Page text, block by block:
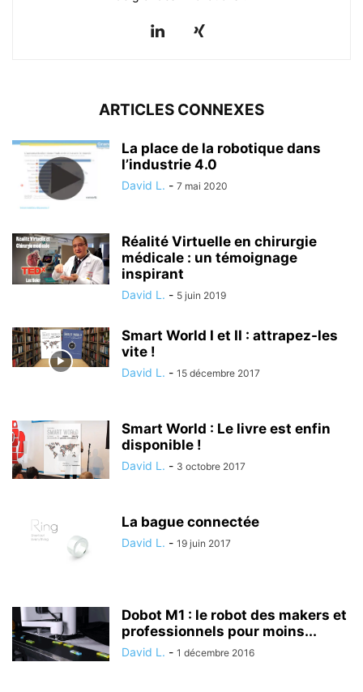
ARTICLES CONNEXES
La place de la robotique dans
l’industrie 4.0
David L. - 7 mai 2020
Réalité Virtuelle en chirurgie
médicale : un témoignage
inspirant
David L. - 5 juin 2019
Smart World I et II : attrapez-les
vite !
David L. - 15 décembre 2017
Smart World : Le livre est enfin
disponible !
David L. - 3 octobre 2017
La bague connectée
David L. - 19 juin 2017
Dobot M1 : le robot des makers et
professionnels pour moins...
David L. - 1 décembre 2016